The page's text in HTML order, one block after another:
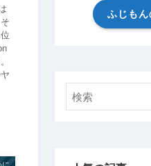
ふじも